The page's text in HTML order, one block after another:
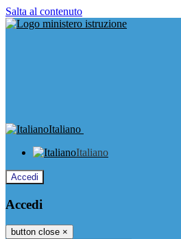
Salta al contenuto
Italiano
Italiano
Accedi
Accedi
button close ×